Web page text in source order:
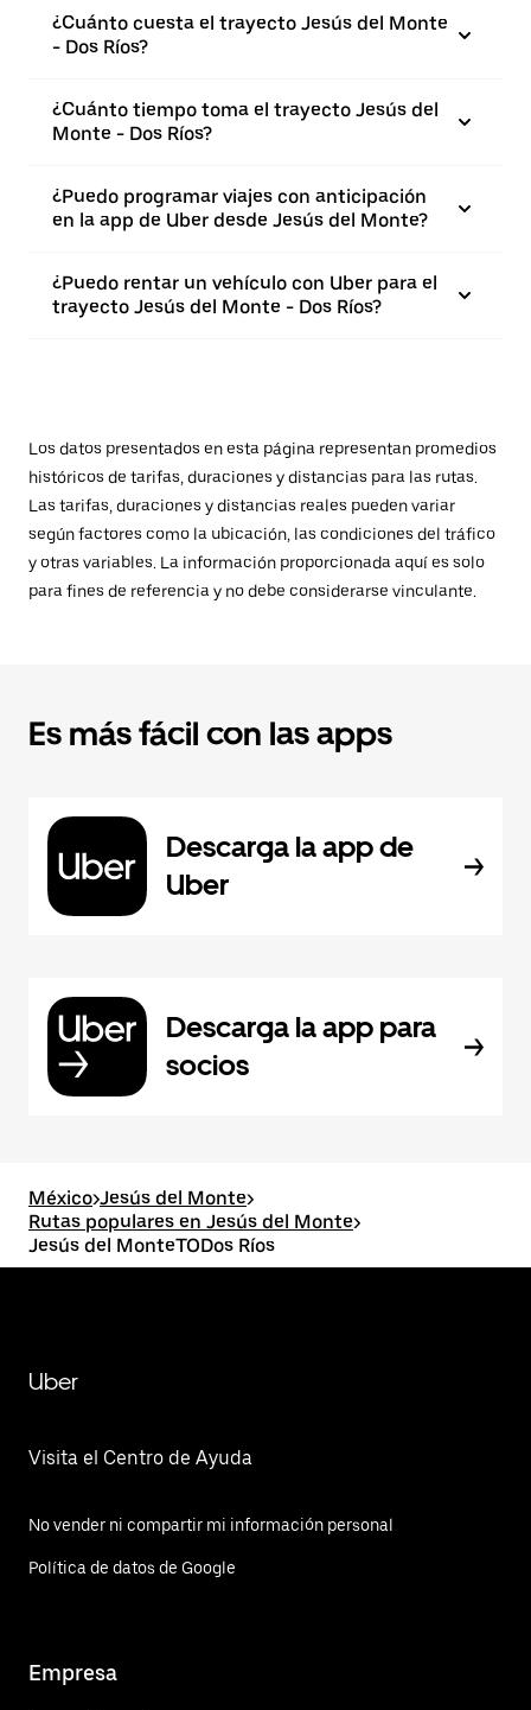
¿Cuánto cuesta el trayecto Jesús del Monte
- Dos Ríos?
¿Cuánto tiempo toma el trayecto Jesús del
Monte - Dos Ríos?
¿Puedo programar viajes con anticipación
en la app de Uber desde Jesús del Monte?
¿Puedo rentar un vehículo con Uber para el
trayecto Jesús del Monte - Dos Ríos?
Los datos presentados en esta página representan promedios
históricos de tarifas, duraciones y distancias para las rutas.
Las tarifas, duraciones y distancias reales pueden variar
según factores como la ubicación, las condiciones del tráfico
y otras variables. La información proporcionada aquí es solo
para fines de referencia y no debe considerarse vinculante.
Es más fácil con las apps
Descarga la app de
Uber
Descarga la app para
socios
México>Jesús del Monte>
Rutas populares en Jesús del Monte>
Jesús del MonteTODos Ríos
Uber
Visita el Centro de Ayuda
No vender ni compartir mi información personal
Política de datos de Google
Empresa